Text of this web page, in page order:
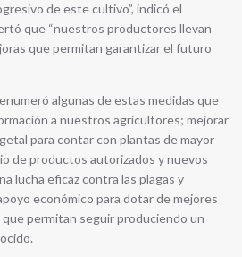
de este cultivo”, indicó el
que “nuestros productores llevan
que permitan garantizar el futuro
algunas de estas medidas que
a nuestros agricultores; mejorar
para contar con plantas de mayor
de productos autorizados y nuevos
lucha eficaz contra las plagas y
económico para dotar de mejores
permitan seguir produciendo un